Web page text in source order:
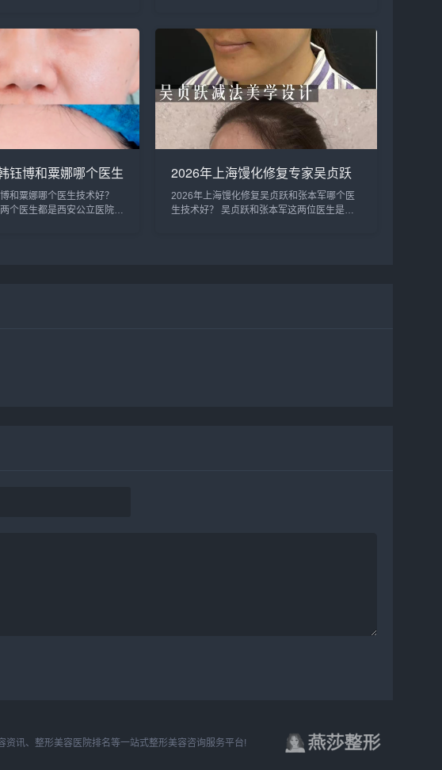
询预约添加微信号：bia...
更靠谱些，咨询预约添加微信号：bianm...
钰博和粟娜哪个医生
好？
和粟娜哪个医生技术好？
个医生都是西安公立医院的
2026年上海馒化修复专家吴贞跃
和张本军哪个医生做馒化修复技术
好？
2026年上海馒化修复吴贞跃和张本军哪个医
生技术好？ 吴贞跃和张本军这两位医生是上
讯、整形美容医院排名等一站式整形美容咨询服务平台!